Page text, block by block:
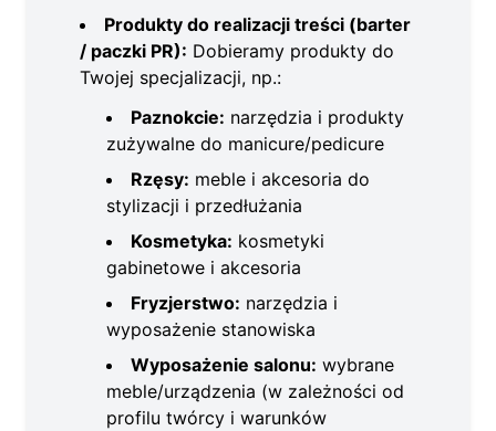
Produkty do realizacji treści (barter
/ paczki PR): Dobieramy produkty do
Twojej specjalizacji, np.:
Paznokcie: narzędzia i produkty
zużywalne do manicure/pedicure
Rzęsy: meble i akcesoria do
stylizacji i przedłużania
Kosmetyka: kosmetyki
gabinetowe i akcesoria
Fryzjerstwo: narzędzia i
wyposażenie stanowiska
Wyposażenie salonu: wybrane
meble/urządzenia (w zależności od
profilu twórcy i warunków